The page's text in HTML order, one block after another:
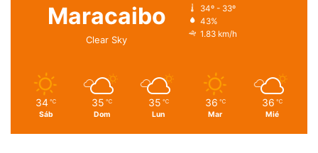
Maracaibo
Clear Sky
34º - 33º
43%
1.83 km/h
34 ℃
Sáb
35 ℃
Dom
35 ℃
Lun
36 ℃
Mar
36 ℃
Mié